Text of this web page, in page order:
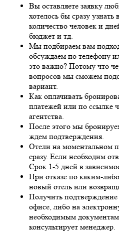
Вы оставляете заявку
хотелось бы сразу
количество человек и
бюджет и тд.
Мы подбираем вам
обсуждаем по телефону
это важно? Потому что
вопросов мы сможем
вариант.
Как оплачивать
платежей или по ссылке
агентства.
После этого мы
ждем подтверждения.
Отели на моментальном
сразу. Если необходим
Срок 1-5 дней в
При отказе по каким-
новый отель или
Получить
офисе, либо на
необходимым
консультирует менеджер.